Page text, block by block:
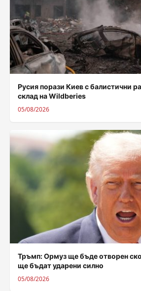
Русия порази Киев с балистични
склад на Wildberies
05/08/2026
Тръмп: Ормуз ще бъде отворен
ще бъдат ударени силно
05/08/2026